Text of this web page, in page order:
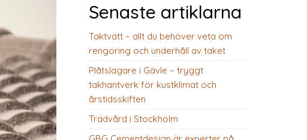
Senaste artiklarna
Taktvätt – allt du behöver veta om
rengöring och underhåll av taket
Plåtslagare i Gävle – tryggt
takhantverk för kustklimat och
årstidsskiften
Trädvård i Stockholm